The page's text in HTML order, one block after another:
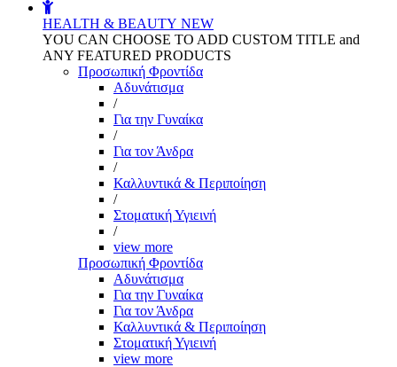
HEALTH & BEAUTY NEW
YOU CAN CHOOSE TO ADD CUSTOM TITLE and
ANY FEATURED PRODUCTS
Προσωπική Φροντίδα
Αδυνάτισμα
/
Για την Γυναίκα
/
Για τον Άνδρα
/
Καλλυντικά & Περιποίηση
/
Στοματική Υγιεινή
/
view more
Προσωπική Φροντίδα
Αδυνάτισμα
Για την Γυναίκα
Για τον Άνδρα
Καλλυντικά & Περιποίηση
Στοματική Υγιεινή
view more